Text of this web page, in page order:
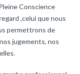
Conscience
,celui que nous
permettrons de
jugements, nos